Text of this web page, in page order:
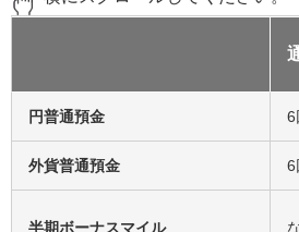
円普通預金 6
外貨普通預金 6
⁨⁩半期ボーナスマイル